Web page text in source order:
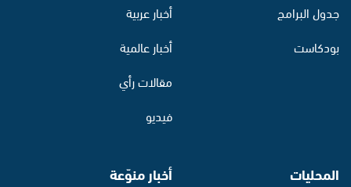
جدول البرامج
بودكاست
أخبار عربية
أخبار عالمية
مقالات رأي
فيديو
المحليات أخبار منوّعة